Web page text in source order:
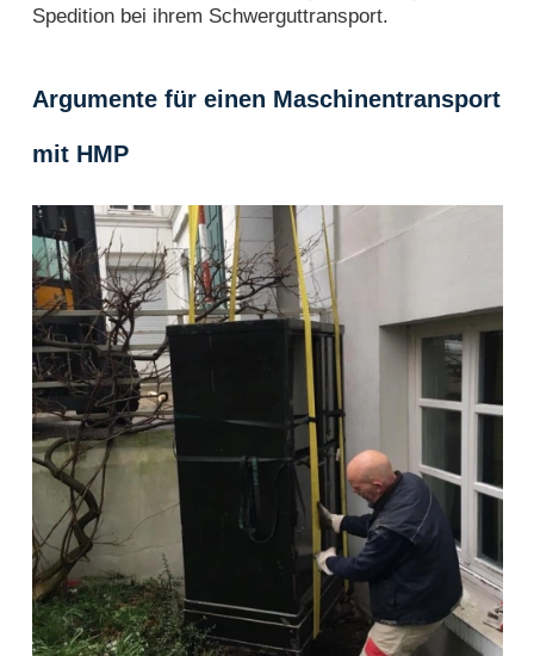
Spedition bei ihrem Schwerguttransport.
Argumente für einen Maschinentransport
mit HMP